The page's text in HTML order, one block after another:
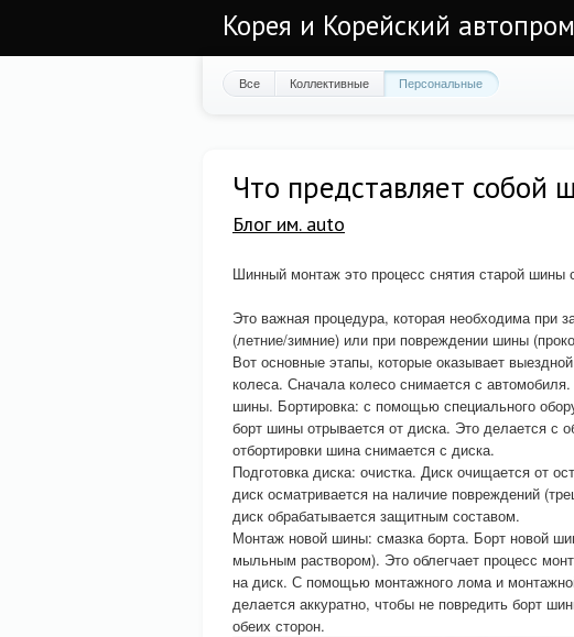
Корея и Корейский автопром
Все Коллективные Персональные
Что представляет
Блог им. auto
Шинный монтаж это процесс снятия старой шины
Это важная процедура, которая необходима
(летние/зимние) или при повреждении шины
Вот основные этапы, которые оказывает
колеса. Сначала колесо снимается с
шины. Бортировка: с помощью специального
борт шины отрывается от диска. Это делается с
отбортировки шина снимается с диска.
Подготовка диска: очистка. Диск очищается от
диск осматривается на наличие повреждений
диск обрабатывается защитным составом.
Монтаж новой шины: смазка борта. Борт новой
мыльным раствором). Это облегчает процесс
на диск. С помощью монтажного лома и
делается аккуратно, чтобы не повредить борт
обеих сторон.